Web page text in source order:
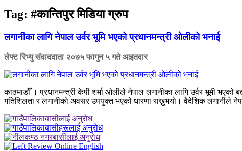
Tag: #कान्तिपुर मिडिया ग्रुप
लगानीका लागि नेपाल उर्वर भूमि भएको प्रधानमन्त्री ओलीको भनाई
लेफ्ट रिभ्यु संवाददाता २०७५ फागुन ५ गते आइतवार
काठमाडौँ । प्रधानमन्त्री केपी शर्मा ओलीले नेपाल लगानीका लागि उर्वर भूमी
गतिशिलता र लगानीको अवसर उपयुक्त भएको धारणा राख्नुभयो। वैदेशिक लगानीले